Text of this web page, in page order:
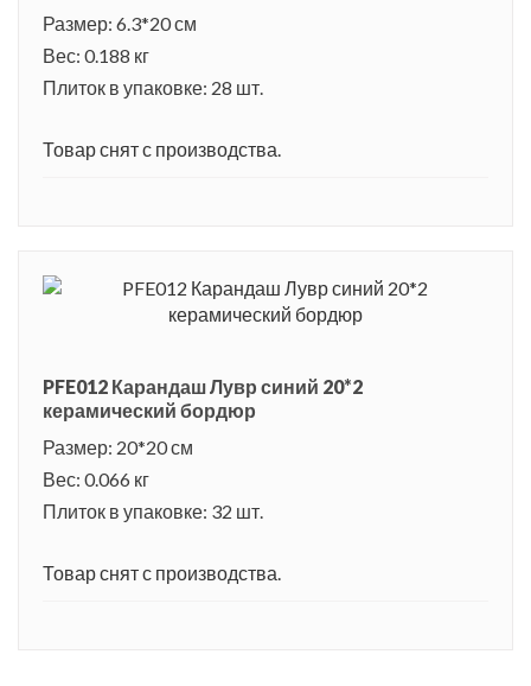
Размер: 6.3*20 см
Вес: 0.188 кг
Плиток в упаковке: 28 шт.
Товар снят с производства.
PFE012 Карандаш Лувр синий 20*2
керамический бордюр
Размер: 20*20 см
Вес: 0.066 кг
Плиток в упаковке: 32 шт.
Товар снят с производства.